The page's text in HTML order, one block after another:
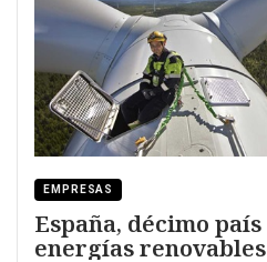
EMPRESAS
España, décimo
energías renovables